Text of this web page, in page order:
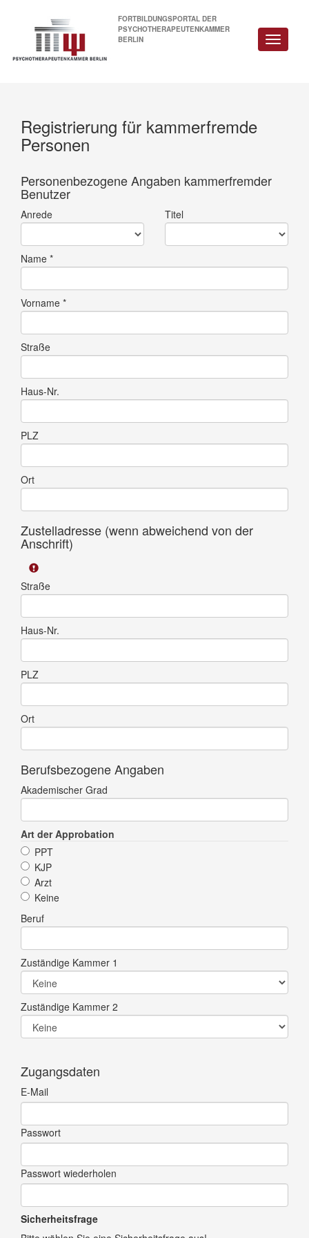
FORTBILDUNGSPORTAL DER
PSYCHOTHERAPEUTENKAMMER
BERLIN
Registrierung für kammerfremde
Personen
Personenbezogene Angaben kammerfremder
Benutzer
Anrede Titel
Name *
Vorname *
Straße
Haus-Nr.
PLZ
Ort
Zustelladresse (wenn abweichend von der
Anschrift)
Straße
Haus-Nr.
PLZ
Ort
Berufsbezogene Angaben
Akademischer Grad
Art der Approbation
PPT
KJP
Arzt
Keine
Beruf
Zuständige Kammer 1
Zuständige Kammer 2
Zugangsdaten
E-Mail
Passwort
Passwort wiederholen
Sicherheitsfrage